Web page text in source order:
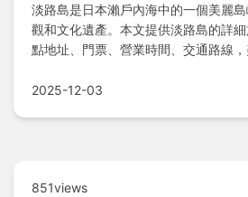
淡路島是日本瀨戶內海中的一個美麗
觀和文化遺產。本文提供淡路島的詳
點地址、門票、營業時間、交通路線
疑問。
2025-12-03
851views